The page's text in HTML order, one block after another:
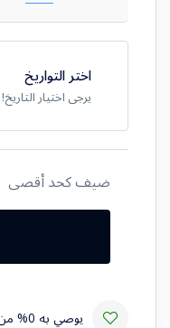
اختر التواريخ
يرجى اختيار التاريخ!
ضيف كحد أقصى
يوصي به 0% من المسافرين